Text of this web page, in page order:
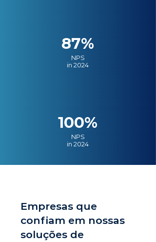
87%
NPS
in 2024
100%
NPS
in 2024
Empresas que
confiam em nossas
soluções de